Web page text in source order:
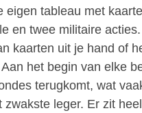
tableau met
en twee militaire
kaarten uit je hand of
het begin van elke
terugkomt, wat
leger. Er zit